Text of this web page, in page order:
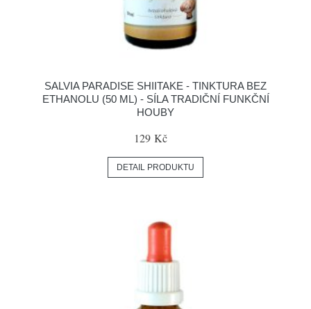
SALVIA PARADISE SHIITAKE - TINKTURA BEZ
ETHANOLU (50 ML) - SÍLA TRADIČNÍ FUNKČNÍ
HOUBY
129 Kč
DETAIL PRODUKTU